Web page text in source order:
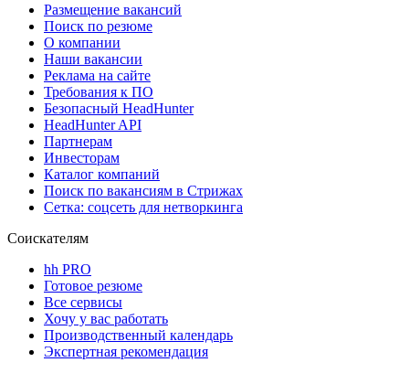
Размещение вакансий
Поиск по резюме
О компании
Наши вакансии
Реклама на сайте
Требования к ПО
Безопасный HeadHunter
HeadHunter API
Партнерам
Инвесторам
Каталог компаний
Поиск по вакансиям в Стрижах
Сетка: соцсеть для нетворкинга
Соискателям
hh PRO
Готовое резюме
Все сервисы
Хочу у вас работать
Производственный календарь
Экспертная рекомендация